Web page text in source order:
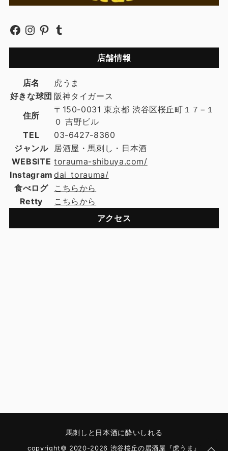
店舗情報
店名
虎うま
好きな球団 阪神タイガース
住所
〒150-0031 東京都 渋谷区桜丘町１７−１
０ 吉野ビル
TEL
03-6427-8360
ジャンル
居酒屋・馬刺し・日本酒
WEBSITE torauma-shibuya.com/
Instagram dai_torauma/
食べログ
こちらから
Retty
こちらから
アクセス
馬刺しと日本酒に酔いしれる
copyright© 2020-2026 渋谷桜丘の居酒屋『虎うま』